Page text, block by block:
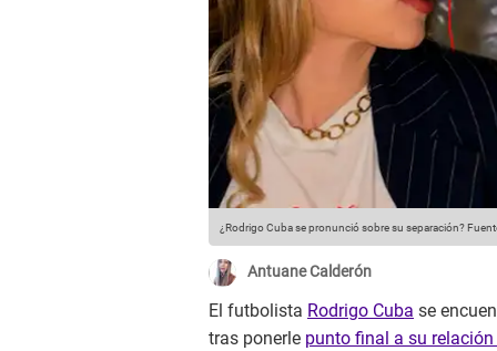
¿Rodrigo Cuba se pronunció sobre su separación?
Antuane Calderón
El futbolista Rodrigo Cuba se
tras ponerle punto final a su